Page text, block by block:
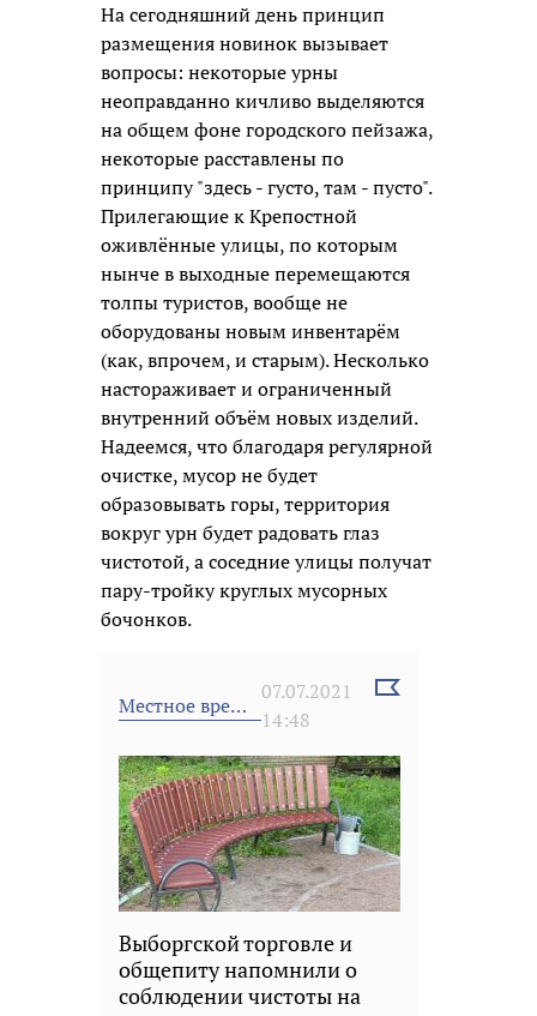
На сегодняшний день принцип
размещения новинок вызывает
вопросы: некоторые урны
неоправданно кичливо выделяются
на общем фоне городского пейзажа,
некоторые расставлены по
принципу "здесь - густо, там - пусто".
Прилегающие к Крепостной
оживлённые улицы, по которым
нынче в выходные перемещаются
толпы туристов, вообще не
оборудованы новым инвентарём
(как, впрочем, и старым). Несколько
настораживает и ограниченный
внутренний объём новых изделий.
Надеемся, что благодаря регулярной
очистке, мусор не будет
образовывать горы, территория
вокруг урн будет радовать глаз
чистотой, а соседние улицы получат
пару-тройку круглых мусорных
бочонков.
Местное время
07.07.2021
14:48
Выбрать
Выборгской торговле и
общепиту напомнили о
соблюдении чистоты на